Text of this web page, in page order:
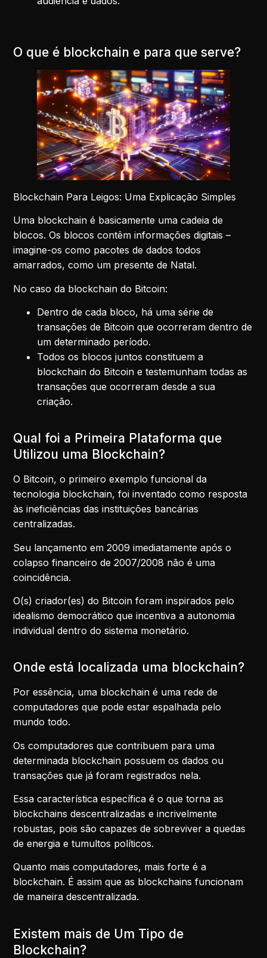
O que é blockchain e para que serve?
Blockchain Para Leigos: Uma Explicação Simples
Uma blockchain é basicamente uma cadeia de
blocos. Os blocos contêm informações digitais –
imagine-os como pacotes de dados todos
amarrados, como um presente de Natal.
No caso da blockchain do Bitcoin:
Dentro de cada bloco, há uma série de
transações de Bitcoin que ocorreram dentro de
um determinado período.
Todos os blocos juntos constituem a
blockchain do Bitcoin e testemunham todas as
transações que ocorreram desde a sua
criação.
Qual foi a Primeira Plataforma que
Utilizou uma Blockchain?
O Bitcoin, o primeiro exemplo funcional da
tecnologia blockchain, foi inventado como resposta
às ineficiências das instituições bancárias
centralizadas.
Seu lançamento em 2009 imediatamente após o
colapso financeiro de 2007/2008 não é uma
coincidência.
O(s) criador(es) do Bitcoin foram inspirados pelo
idealismo democrático que incentiva a autonomia
individual dentro do sistema monetário.
Onde está localizada uma blockchain?
Por essência, uma blockchain é uma rede de
computadores que pode estar espalhada pelo
mundo todo.
Os computadores que contribuem para uma
determinada blockchain possuem os dados ou
transações que já foram registrados nela.
Essa característica específica é o que torna as
blockchains descentralizadas e incrivelmente
robustas, pois são capazes de sobreviver a quedas
de energia e tumultos políticos.
Quanto mais computadores, mais forte é a
blockchain. É assim que as blockchains funcionam
de maneira descentralizada.
Existem mais de Um Tipo de
Blockchain?